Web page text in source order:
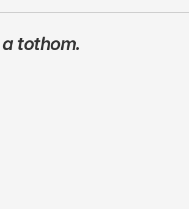
tothom.